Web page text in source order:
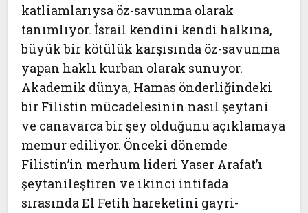
katliamlarıysa öz-savunma olarak
tanımlıyor. İsrail kendini kendi halkına,
büyük bir kötülük karşısında öz-savunma
yapan haklı kurban olarak sunuyor.
Akademik dünya, Hamas önderliğindeki
bir Filistin mücadelesinin nasıl şeytani
ve canavarca bir şey olduğunu açıklamaya
memur ediliyor. Önceki dönemde
Filistin’in merhum lideri Yaser Arafat’ı
şeytanileştiren ve ikinci intifada
sırasında El Fetih hareketini gayri-